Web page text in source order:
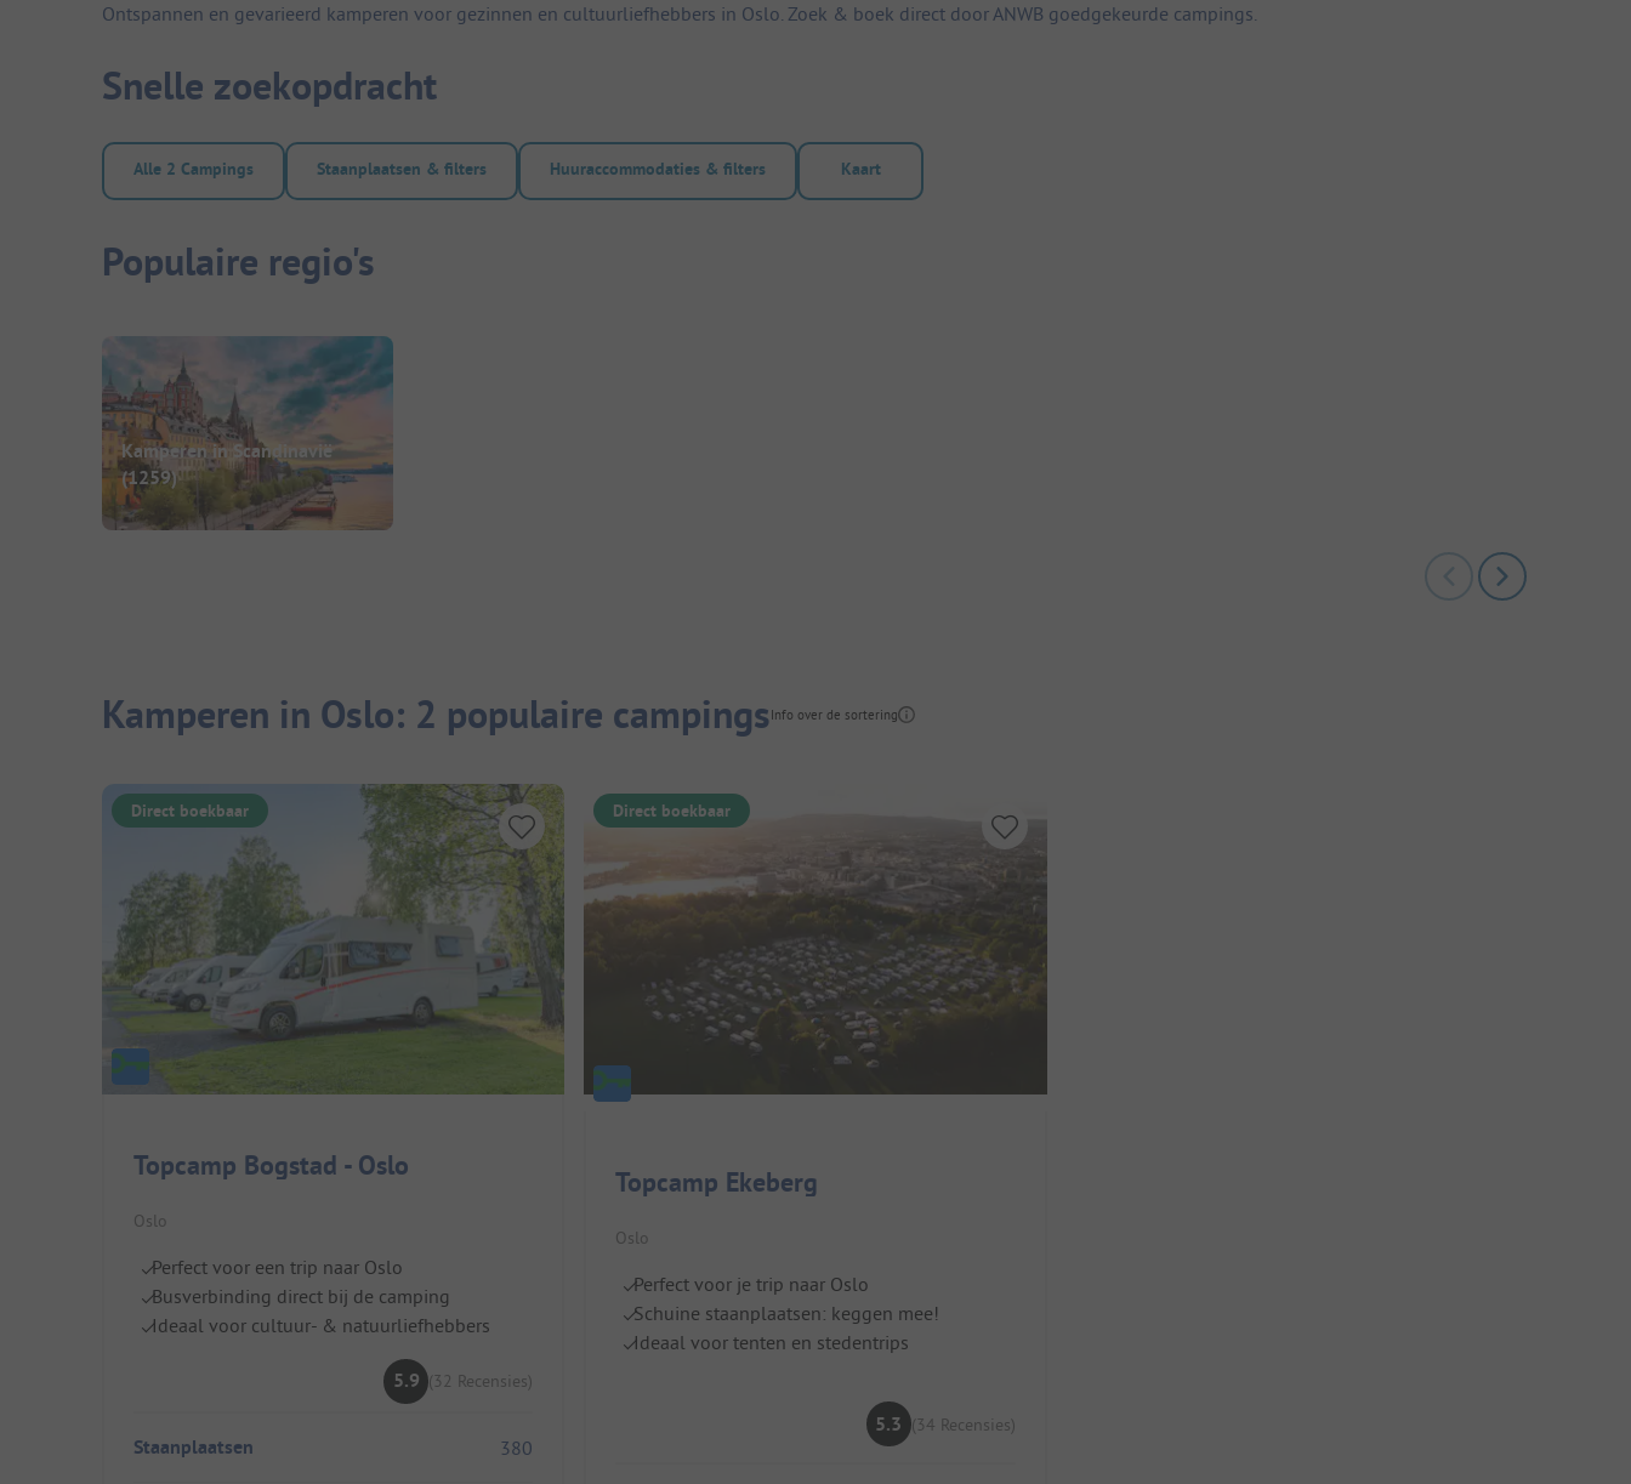
Ontspannen en gevarieerd kamperen voor gezinnen en cultuurliefhebbers in Oslo. Zoek & boek direct door ANWB goedgekeurde campings.
Snelle zoekopdracht
Alle 2 Campings Staanplaatsen & filters Huuraccommodaties & filters Kaart
Populaire regio's
Kamperen in Scandinavië
(1259)
Kamperen in Oslo: 2 populaire campingsInfo over de sortering
Direct boekbaar
Topcamp Bogstad - Oslo
Oslo
Perfect voor een trip naar Oslo
Busverbinding direct bij de camping
Ideaal voor cultuur- & natuurliefhebbers
5.9 (32 Recensies)
Staanplaatsen 380
Direct boekbaar
Topcamp Ekeberg
Oslo
Perfect voor je trip naar Oslo
Schuine staanplaatsen: keggen mee!
Ideaal voor tenten en stedentrips
5.3 (34 Recensies)